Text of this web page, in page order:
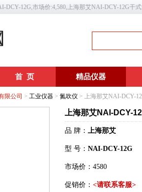
DCY-12G,市场价:4,580,上海那艾NAI-DCY-12G干
首 页 精品仪器
限公司 > 工业仪器 > 氮吹仪 > 上海那艾NAI-DCY-
上海那艾NAI-DCY-
品 牌： 上海那艾
型 号： NAI-DCY-12G
市场价： 4580
促销价： <请联系客服>